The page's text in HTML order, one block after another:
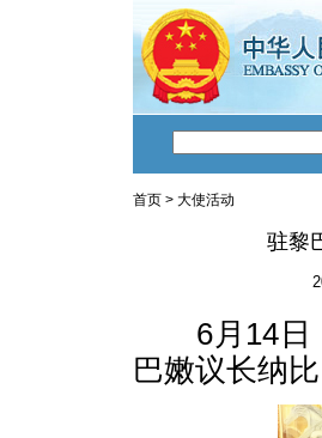
首页 > 大使活动
驻黎
6月14日，
巴嫩议长纳比